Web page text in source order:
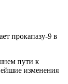
прокапазу-9 в
пути к
изменения